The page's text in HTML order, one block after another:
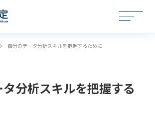
自分のデータ分析スキルを把握するために
分析スキルを把握する